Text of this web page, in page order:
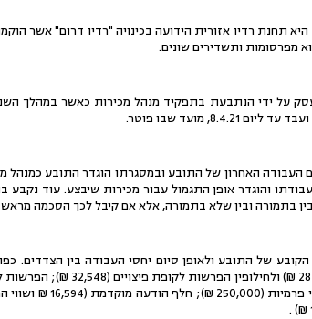
מפרסומות ותשדירים שונים.
על ידי הנתבעת בתפקיד מנהל מכירות כאשר במהלך
הצדדים הסכם העבודה האחרון של התובע ובמסגרתו הוגדר התובע
והוגדר אופן התגמול עבור מכירות שיבצע. עוד
בתמורה ובין שלא בתמורה, אלא אם קיבל לכך הסכמה
של התובע ולאופן סיום יחסי העבודה בין הצדדים.